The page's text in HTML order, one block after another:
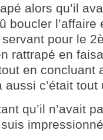
alors qu’il
boucler l’affaire
pour le
rattrapé en
en concluant
c’était tout
qu’il n’avait